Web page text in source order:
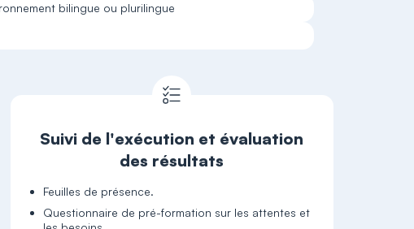
bilingue ou plurilingue
Suivi de l'exécution et évaluation
des résultats
Feuilles de présence.
Questionnaire de pré-formation sur les attentes et